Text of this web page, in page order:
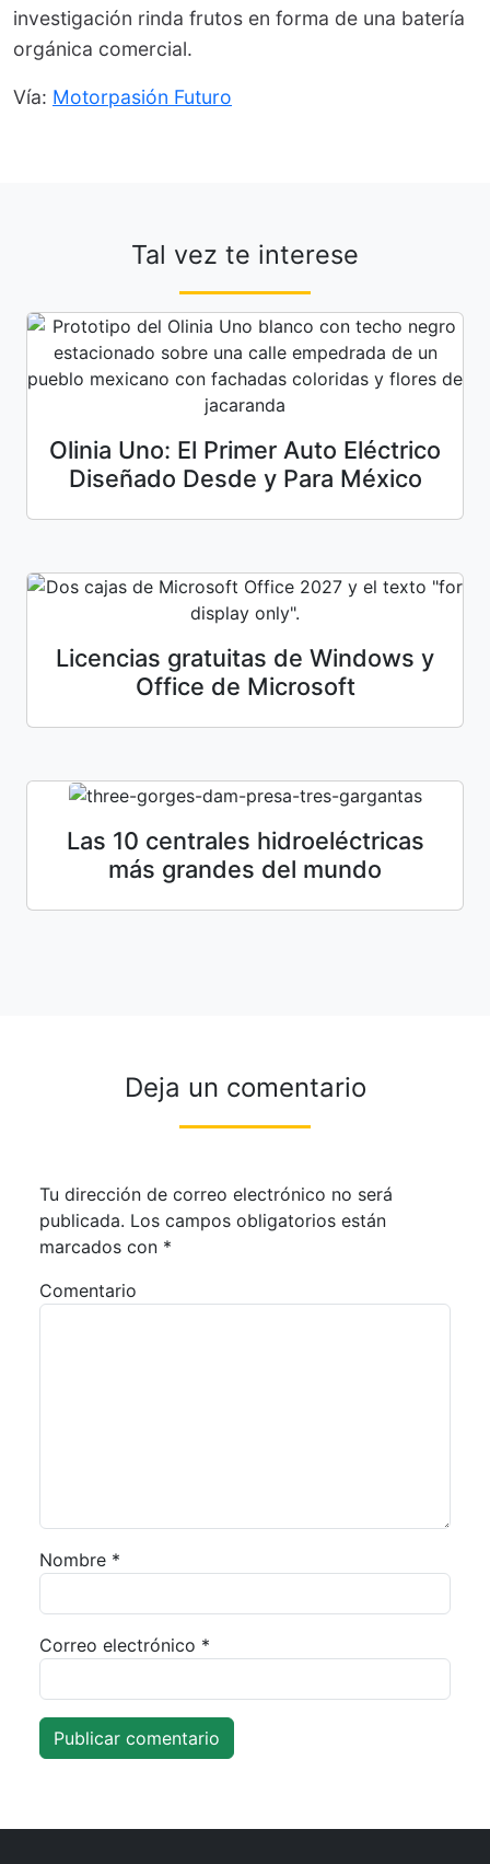
investigación rinda frutos en forma de una batería
orgánica comercial.
Vía: Motorpasión Futuro
Tal vez te interese
Olinia Uno: El Primer Auto Eléctrico
Diseñado Desde y Para México
Licencias gratuitas de Windows y
Office de Microsoft
Las 10 centrales hidroeléctricas
más grandes del mundo
Deja un comentario
Tu dirección de correo electrónico no será
publicada. Los campos obligatorios están
marcados con *
Comentario
Nombre *
Correo electrónico *